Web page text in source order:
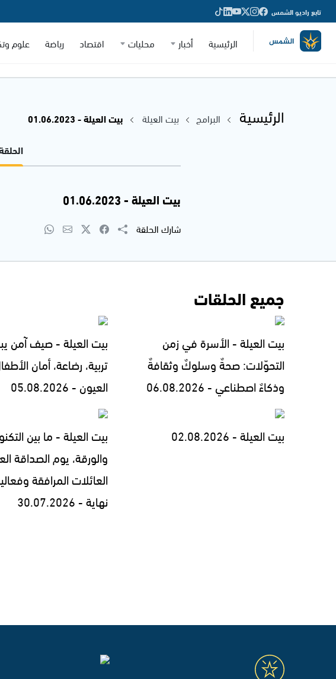
تابع راديو الشمس
الرئيسية أخبار محليات اقتصاد رياضة علوم
الرئيسية البرامج بيت العيلة
بيت العيلة - 01.06.2023
بيت العيلة - 01.06.2023
شارك الحلقة
جميع الحلقات
بيت العيلة - الأسرة في زمن
التحوّلات: صحةٌ وسلوكٌ وثقافةٌ
وذكاءٌ اصطناعي - 06.08.2026
بيت العيلة - صيف آمن
تربية، رضاعة، أمان
العيون - 05.08.2026
بيت العيلة - 02.08.2026
بيت العيلة - ما بين
والورقة، يوم الصداقة
العائلات المرافقة
نهاية - 30.07.2026